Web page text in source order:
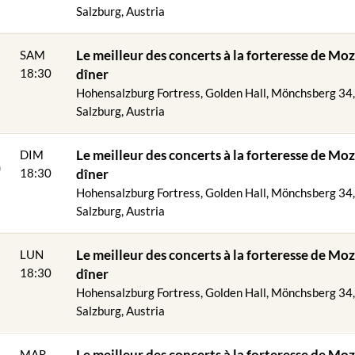
invités du dîner VIP / dîner VIP Golden & concert de Mozart, si le
spécial pour vous :
au dîner au restaurant de la forteresse !
sont attribuées en fonction du nombre de personnes réservées.
le concert Mozart - Strauss dans les salles historiques et
Jour avec deux types de pâte à tartiner
tomates aux boulettes de violon
Mozart"
nous nous ferons un plaisir de vous servir un menu végétarien.
Salzburg, Austria
SAM
18:30
Le meilleur des concerts à la forteresse de
dîner
Hohensalzburg Fortress, Golden Hall, Mönchsberg
Salzburg, Austria
DIM
18:30
Le meilleur des concerts à la forteresse de
dîner
Hohensalzburg Fortress, Golden Hall, Mönchsberg
Salzburg, Austria
LUN
18:30
Le meilleur des concerts à la forteresse de
dîner
Hohensalzburg Fortress, Golden Hall, Mönchsberg
Salzburg, Austria